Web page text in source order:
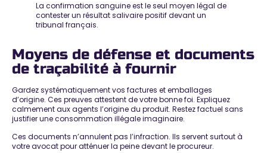
La confirmation sanguine est le seul moyen légal de
contester un résultat salivaire positif devant un
tribunal français.
Moyens de défense et documents
de traçabilité à fournir
Gardez systématiquement vos factures et emballages
d’origine. Ces preuves attestent de votre bonne foi. Expliquez
calmement aux agents l’origine du produit. Restez factuel sans
justifier une consommation illégale imaginaire.
Ces documents n’annulent pas l’infraction. Ils servent surtout à
votre avocat pouratténuer la peinedevant le procureur.